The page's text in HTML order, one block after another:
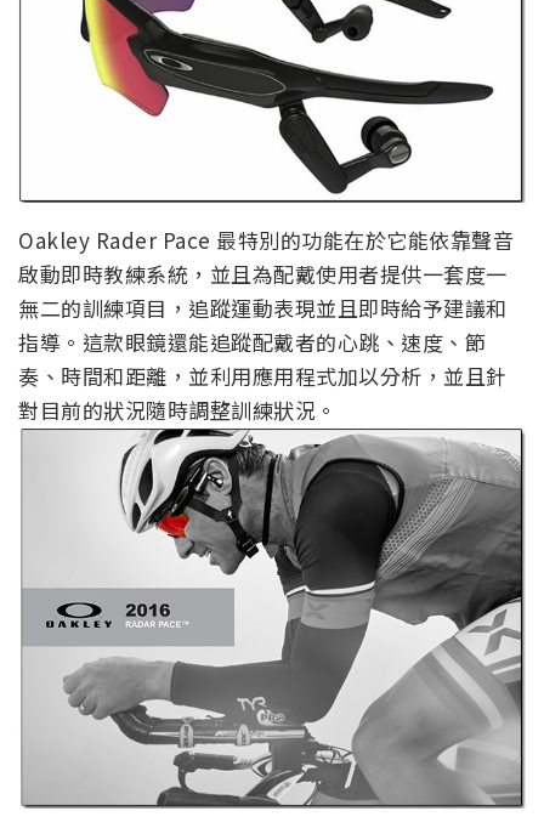
Oakley Rader Pace 最特別的功能在於它能依靠聲音
啟動即時教練系統，並且為配戴使用者提供一套度一
無二的訓練項目，追蹤運動表現並且即時給予建議和
指導。這款眼鏡還能追蹤配戴者的心跳、速度、節
奏、時間和距離，並利用應用程式加以分析，並且針
對目前的狀況隨時調整訓練狀況。